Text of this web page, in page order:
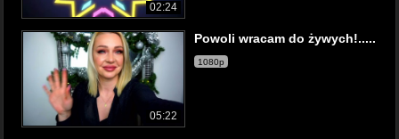
02:24
05:22
Powoli wracam do żywych!.....
1080p